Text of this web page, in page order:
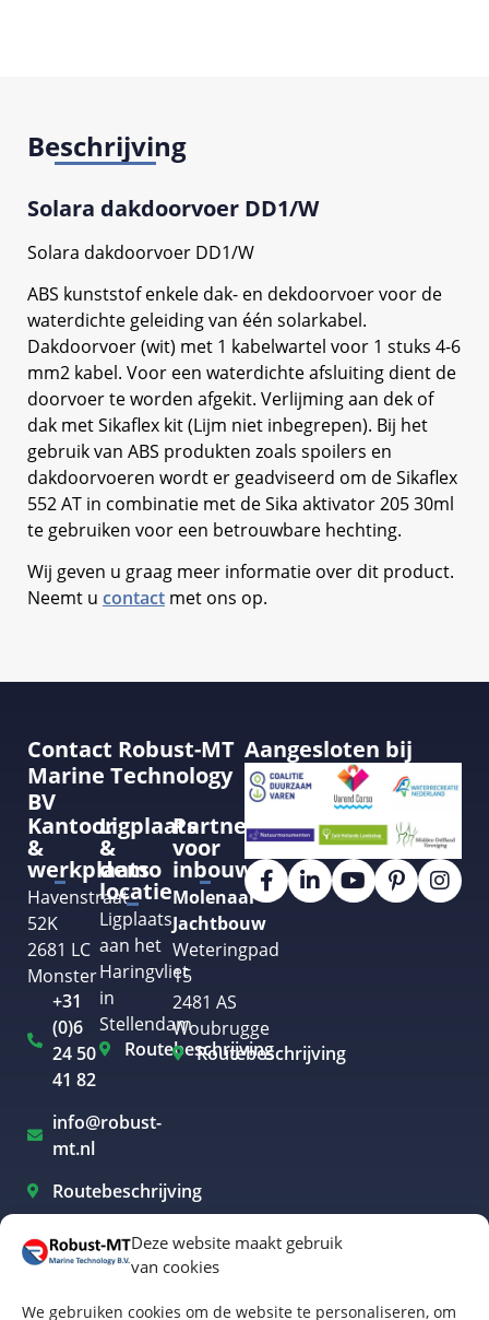
Deze website maakt gebruik
van cookies
We gebruiken cookies om de website te personaliseren, om
Beschrijving
Solara dakdoorvoer DD1/W
Solara dakdoorvoer DD1/W
ABS kunststof enkele dak- en dekdoorvoer voor de
waterdichte geleiding van één solarkabel.
Dakdoorvoer (wit) met 1 kabelwartel voor 1 stuks 4-6
mm2 kabel. Voor een waterdichte afsluiting dient de
doorvoer te worden afgekit. Verlijming aan dek of
dak met Sikaflex kit (Lijm niet inbegrepen). Bij het
gebruik van ABS produkten zoals spoilers en
dakdoorvoeren wordt er geadviseerd om de Sikaflex
552 AT in combinatie met de Sika aktivator 205 30ml
te gebruiken voor een betrouwbare hechting.
Wij geven u graag meer informatie over dit product.
Neemt u contact met ons op.
Contact Robust-MT
Marine Technology
BV
Kantoor
&
werkplaats
Havenstraat
52K
2681 LC
Monster
+31
(0)6
24 50
41 82
info@robust-
mt.nl
Routebeschrijving
Ligplaats
&
demo
locatie
Ligplaats
aan het
Haringvliet
in
Stellendam
Routebeschrijving
Partner
voor
inbouw
Molenaar
Jachtbouw
Weteringpad
15
2481 AS
Woubrugge
Routebeschrijving
Aangesloten bij
Elektrisch varen Westland